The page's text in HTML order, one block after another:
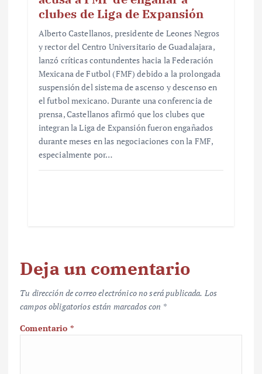
clubes de Liga de Expansión
Alberto Castellanos, presidente de Leones Negros
y rector del Centro Universitario de Guadalajara,
lanzó críticas contundentes hacia la Federación
Mexicana de Futbol (FMF) debido a la prolongada
suspensión del sistema de ascenso y descenso en
el futbol mexicano. Durante una conferencia de
prensa, Castellanos afirmó que los clubes que
integran la Liga de Expansión fueron engañados
durante meses en las negociaciones con la FMF,
especialmente por…
Deja un comentario
Tu dirección de correo electrónico no será publicada. Los
campos obligatorios están marcados con *
Comentario *